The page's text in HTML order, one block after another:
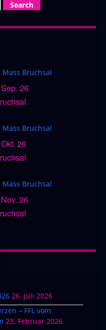
Bruchsal
26
Bruchsal
26
Bruchsal
26
26. Juli 2026
– FFL vom
23. Februar 2026